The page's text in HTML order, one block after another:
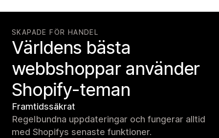
SKAPADE FÖR HANDEL
Världens bästa
webbshoppar använder
Shopify-teman
Framtidssäkrat
Regelbundna uppdateringar och fungerar alltid
med Shopifys senaste funktioner.